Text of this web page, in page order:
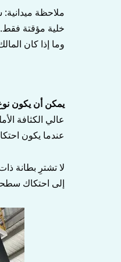
ملاحظة
خلية مؤقتة
وما إذا كان
يمكن أن يكون
عالي الكثافة
عندما يكون
لا تشترِ بطانة
إلى احتكاك